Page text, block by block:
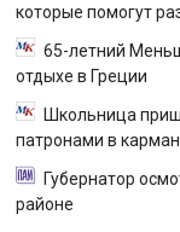
которые помогут
65-летний
отдыхе в Греции
Школьница
патронами в
Губернатор
районе